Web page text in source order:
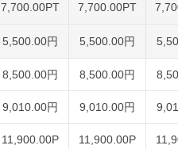
7,700.00PT 7,700.00PT
5,500.00円 5,500.00円
8,500.00円 8,500.00円
9,010.00円 9,010.00円
11,900.00P
11,900.00P